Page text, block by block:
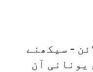
- سیکھنے
یونانی آن